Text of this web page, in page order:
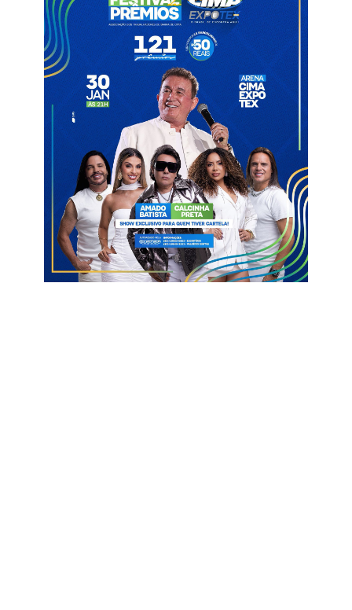
O prefeito aproveitou a oportunidade para agradecer ao diretor
geral do DNOCS na Paraíba, Alberto Gomes Batista, conhecido
como Esquerdinha, pela sensibilidade e apoio ao pleito
apresentado pela Prefeitura. E o apoio do deputado estadual
Galego Souza.
Belém do Brejo do Cruz Poços artesianos
Zona rural